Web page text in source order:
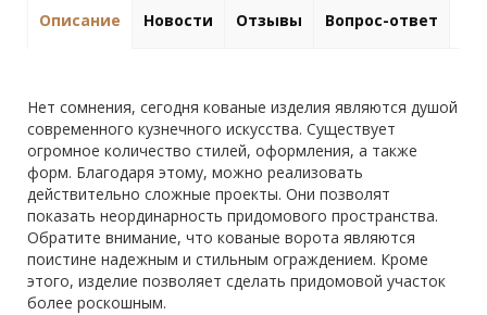
Описание Новости Отзывы Вопрос-ответ
Нет сомнения, сегодня кованые изделия являются душой
современного кузнечного искусства. Существует
огромное количество стилей, оформления, а также
форм. Благодаря этому, можно реализовать
действительно сложные проекты. Они позволят
показать неординарность придомового пространства.
Обратите внимание, что кованые ворота являются
поистине надежным и стильным ограждением. Кроме
этого, изделие позволяет сделать придомовой участок
более роскошным.